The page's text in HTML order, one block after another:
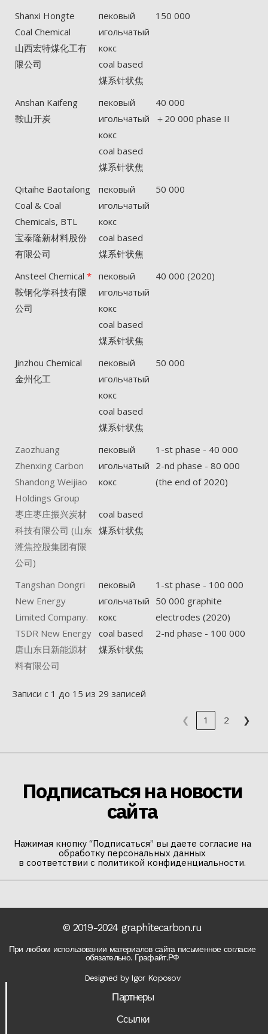
Shanxi Hongte
Coal Chemical
山西宏特煤化工有
限公司
пековый
игольчатый
кокс
coal based
煤系针状焦
150 000
Anshan Kaifeng
鞍山开炭
пековый
игольчатый
кокс
coal based
煤系针状焦
40 000
＋20 000 phase II
Qitaihe Baotailong
Coal & Coal
Chemicals, BTL
宝泰隆新材料股份
有限公司
пековый
игольчатый
кокс
coal based
煤系针状焦
50 000
Ansteel Chemical *
鞍钢化学科技有限
公司
пековый
игольчатый
кокс
coal based
煤系针状焦
40 000 (2020)
Jinzhou Chemical
金州化工
пековый
игольчатый
кокс
coal based
煤系针状焦
50 000
Zaozhuang
Zhenxing Carbon
Shandong Weijiao
Holdings Group
枣庄枣庄振兴炭材
科技有限公司 (山东
潍焦控股集团有限
公司)
пековый
игольчатый
кокс
coal based
煤系针状焦
1-st phase - 40 000
2-nd phase - 80 000
(the end of 2020)
Tangshan Dongri
New Energy
Limited Company.
TSDR New Energy
唐山东日新能源材
料有限公司
пековый
игольчатый
кокс
coal based
煤系针状焦
1-st phase - 100 000
50 000 graphite
electrodes (2020)
2-nd phase - 100 000
Записи с 1 до 15 из 29 записей
❮ 1 2 ❯
Подписаться на новости
сайта
Нажимая кнопку “Подписаться” вы даете согласие на
обработку персональных данных
в соответствии с политикой конфиденциальности.
© 2019-2024 graphitecarbon.ru
При любом использовании материалов сайта письменное согласие
обязательно. Графайт.РФ
Designed by Igor Koposov
Партнеры
Ссылки